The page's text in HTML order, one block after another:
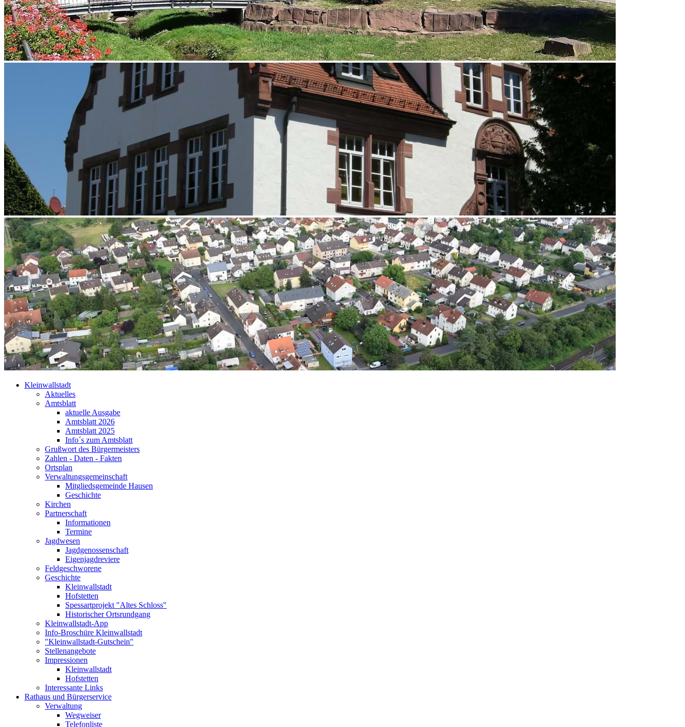
Kleinwallstadt
Aktuelles
Amtsblatt
aktuelle Ausgabe
Amtsblatt 2026
Amtsblatt 2025
Info´s zum Amtsblatt
Grußwort des Bürgermeisters
Zahlen - Daten - Fakten
Ortsplan
Verwaltungsgemeinschaft
Mitgliedsgemeinde Hausen
Geschichte
Kirchen
Partnerschaft
Informationen
Termine
Jagdwesen
Jagdgenossenschaft
Eigenjagdreviere
Feldgeschworene
Geschichte
Kleinwallstadt
Hofstetten
Spessartprojekt "Altes Schloss"
Historischer Ortsrundgang
Kleinwallstadt-App
Info-Broschüre Kleinwallstadt
"Kleinwallstadt-Gutschein"
Stellenangebote
Impressionen
Kleinwallstadt
Hofstetten
Interessante Links
Rathaus und Bürgerservice
Verwaltung
Wegweiser
Telefonliste